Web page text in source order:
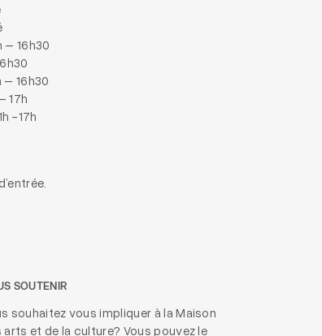
– 16h30
– 16h30
17h
-17h
SOUTENIR
souhaitez vous impliquer à la Maison
arts et de la culture? Vous pouvez le